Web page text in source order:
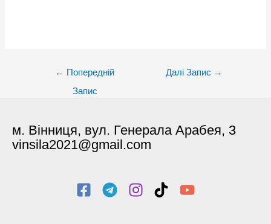
← Попередній
Запис
Далі Запис →
м. Вінниця, вул. Генерала Арабея, 3
vinsila2021@gmail.com